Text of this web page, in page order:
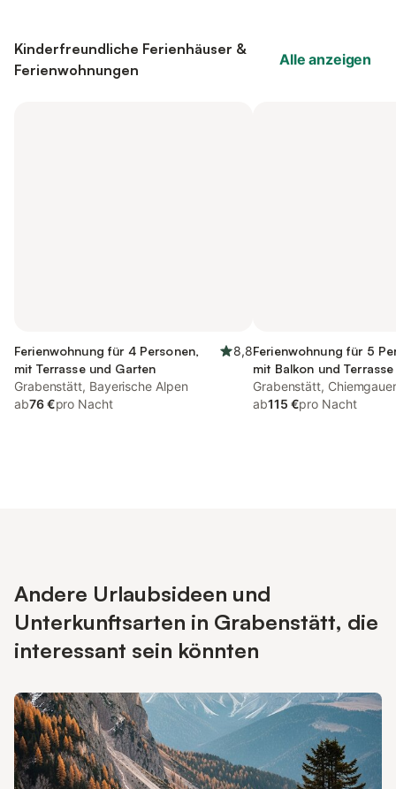
Kinderfreundliche Ferienhäuser &
Ferienwohnungen
Alle anzeigen
Ferienwohnung für 4 Personen,
mit Terrasse und Garten
8,8
Grabenstätt, Bayerische Alpen
ab76 €pro Nacht
Ferienwohnung für 5
mit Balkon und
Garten
Grabenstätt,
ab115 €pro Nacht
Andere Urlaubsideen und
Unterkunftsarten in Grabenstätt, die
interessant sein könnten